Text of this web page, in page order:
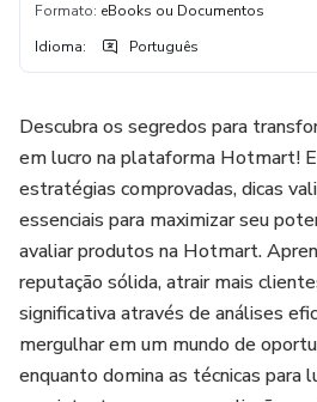
Formato: eBooks ou Documentos
Idioma: Português
Descubra os segredos para
em lucro na plataforma Hotmart!
estratégias comprovadas, dicas
essenciais para maximizar seu
avaliar produtos na Hotmart.
reputação sólida, atrair mais
significativa através de análises
mergulhar em um mundo de
enquanto domina as técnicas para